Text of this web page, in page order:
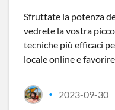
Sfruttate la potenza
vedrete la vostra
tecniche più efficaci
locale online e
• 2023-09-30